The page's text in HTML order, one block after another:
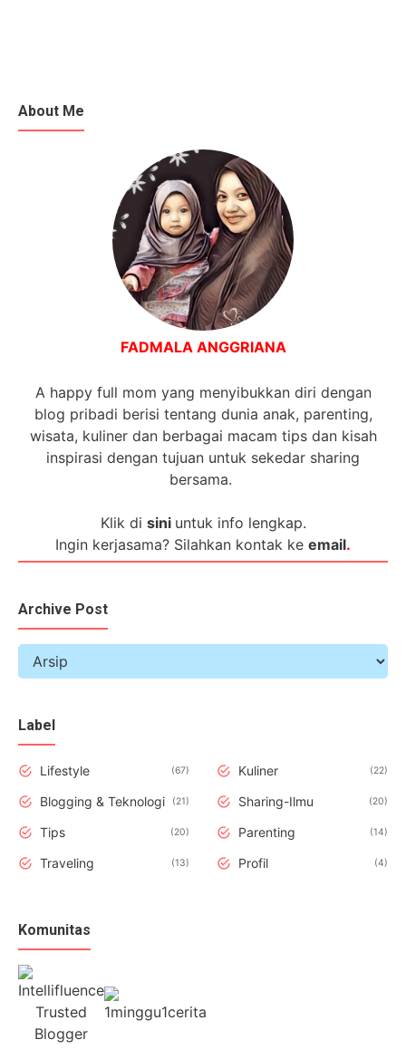
About Me
FADMALA ANGGRIANA
A happy full mom yang menyibukkan diri dengan
blog pribadi berisi tentang dunia anak, parenting,
wisata, kuliner dan berbagai macam tips dan kisah
inspirasi dengan tujuan untuk sekedar sharing
bersama.
Klik di sini untuk info lengkap.
Ingin kerjasama? Silahkan kontak ke email.
Archive Post
Label
Lifestyle 67 Kuliner 22
Blogging & Teknologi 21 Sharing-Ilmu 20
Tips 20 Parenting 14
Traveling 13 Profil 4
Komunitas